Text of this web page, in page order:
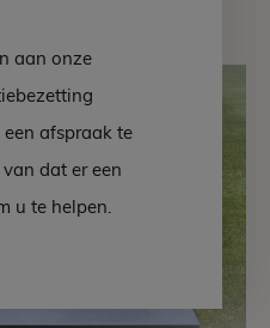
aan onze
afspraak te
dat er een
u te helpen.